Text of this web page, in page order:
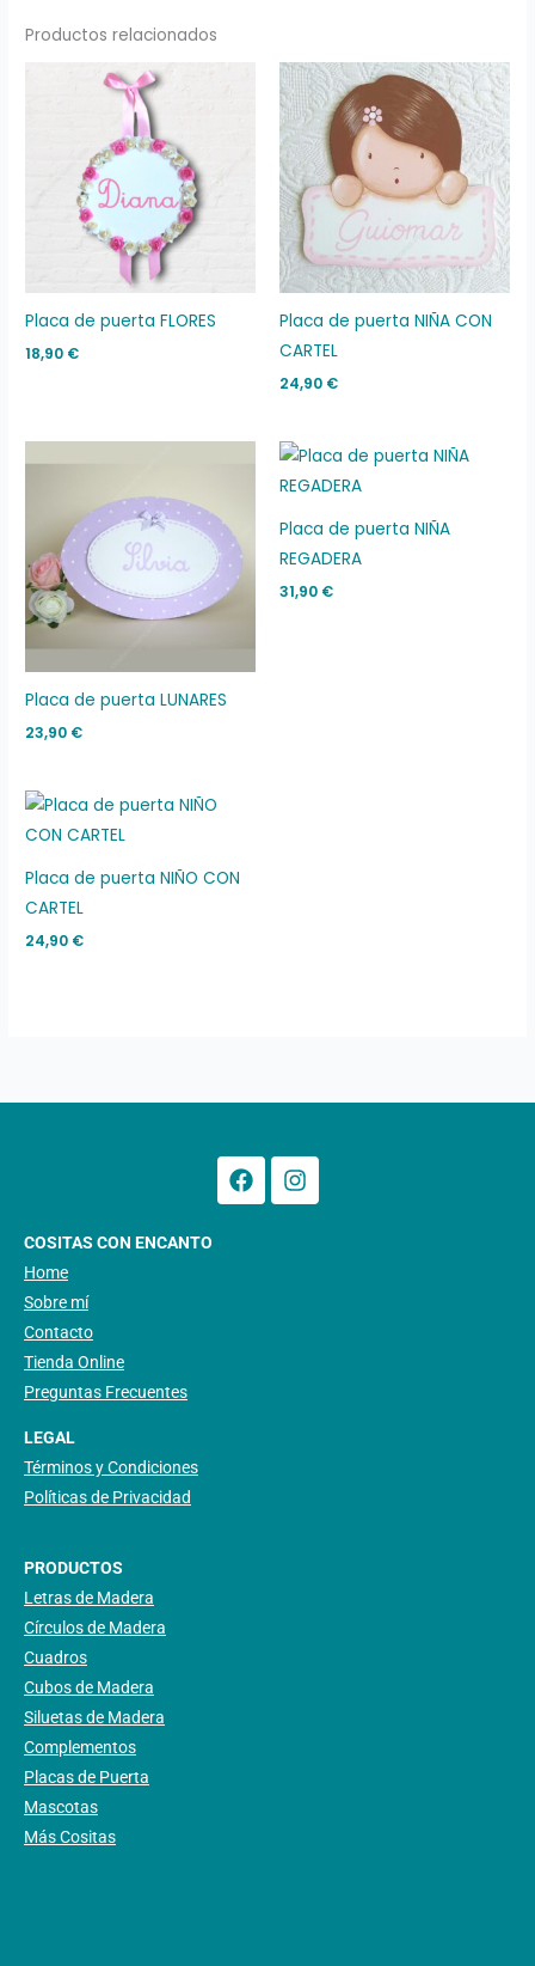
Productos relacionados
Placa de puerta FLORES
18,90 €
Placa de puerta NIÑA CON
CARTEL
24,90 €
Placa de puerta LUNARES
23,90 €
Placa de puerta NIÑA
REGADERA
31,90 €
Placa de puerta NIÑO CON
CARTEL
24,90 €
FacebookInstagram
COSITAS CON ENCANTO
Home
Sobre mí
Contacto
Tienda Online
Preguntas Frecuentes
LEGAL
Términos y Condiciones
Políticas de Privacidad
PRODUCTOS
Letras de Madera
Círculos de Madera
Cuadros
Cubos de Madera
Siluetas de Madera
Complementos
Placas de Puerta
Mascotas
Más Cositas